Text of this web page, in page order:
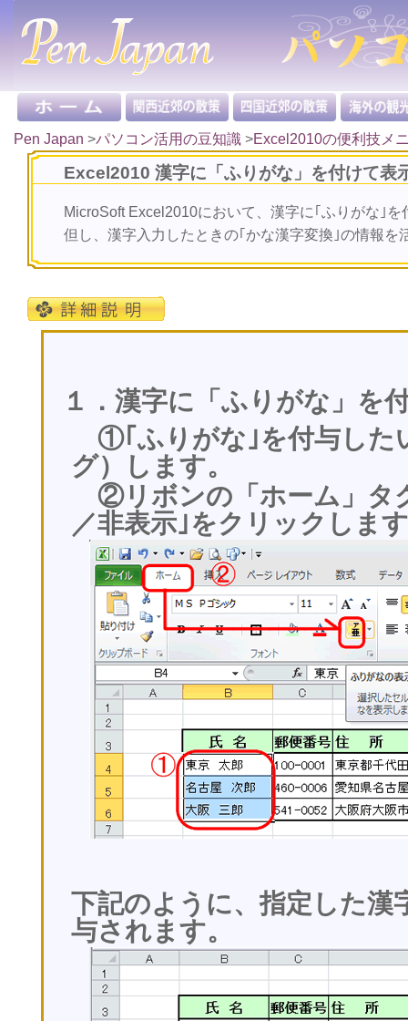
Pen Japan >パソコン活用の豆知識 >Excel2010の便利技メ
Excel2010 漢字に「ふりがな」を付けて表
MicroSoft Excel2010において、漢字に｢ふりがな｣
但し、漢字入力したときの｢かな漢字変換｣の情報を
１．漢字に「ふりがな」を
①｢ふりがな｣を付与した
グ）します。
②リボンの「ホーム」タ
／非表示｣をクリックしま
下記のように、指定した漢
与されます。